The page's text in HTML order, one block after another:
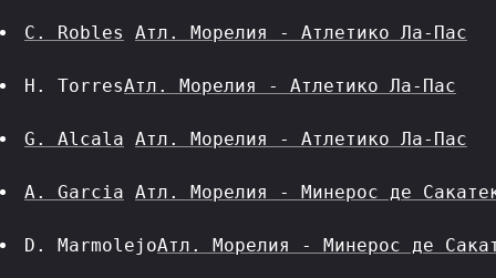
C. Robles Атл. Морелия - Атлетико Ла-Пас
H. TorresАтл. Морелия - Атлетико Ла-Пас
G. Alcala Атл. Морелия - Атлетико Ла-Пас
A. Garcia Атл. Морелия - Минерос де
D. MarmolejoАтл. Морелия - Минерос де